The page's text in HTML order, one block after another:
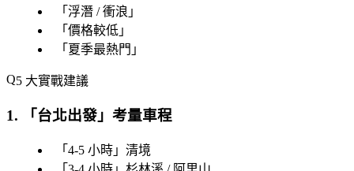
「 浮潛 / 衝浪 」
「 價格較低 」
「 夏季最熱門 」
5 大實戰建議
1. 「 台北出發 」考量車程
「 4-5 小時 」清境